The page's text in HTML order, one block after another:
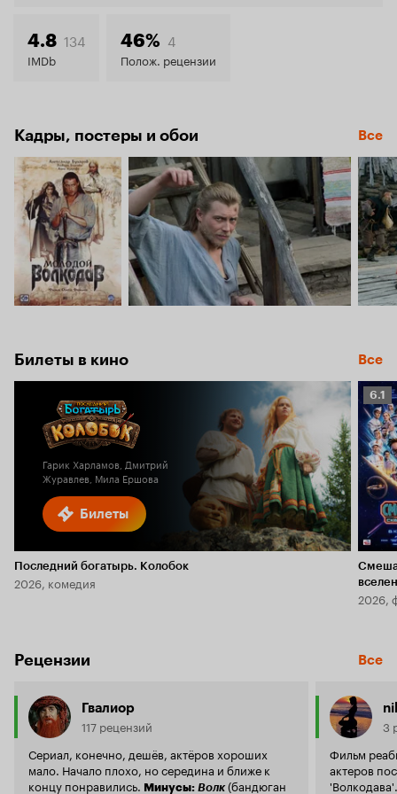
6.5
4.8 134
IMDb
46% 4
Полож. рецензии
Кадры, постеры и обои Все
Билеты в кино Все
Билеты
Гарик Харламов, Дмитрий
Журавлев, Мила Ершова
Последний богатырь. Колобок
2026, комедия
6.1
6.1
2026,
Рецензии Все
Гвалиор
117 рецензий
Сериал, конечно, дешёв, актёров хороших
мало. Начало плохо, но середина и ближе к
концу понравились. Минусы: Волк(бандюган
3
Фильм
актеров